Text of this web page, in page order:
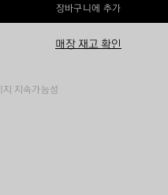
장
바
니
장바구니에 추가
사
이
를
매장 재고 확인
지 지속가능성